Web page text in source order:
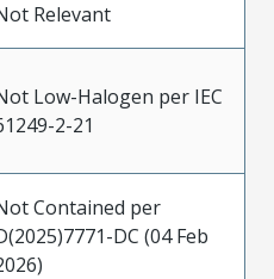
Relevant
Low-Halogen per IEC
2-21
Contained per
DC (04 Feb